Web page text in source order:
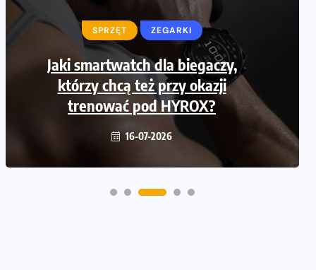
SPRZĘT ZEGARKI
Jaki smartwatch dla biegaczy,
którzy chcą też przy okazji
trenować pod HYROX?
16-07-2026
SPRZĘT
Jak zaplanować domowe cardio bez
przepełniania mieszkania sprzętem
16-07-2026